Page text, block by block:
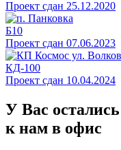
Проект сдан 25.12.2020
Б10
Проект сдан 07.06.2023
КД-100
Проект сдан 10.04.2024
У Вас
к нам в офис